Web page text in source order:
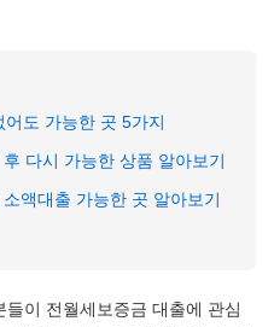
도 가능한 곳 5가지
다시 가능한 상품 알아보기
액대출 가능한 곳 알아보기
이 전월세보증금 대출에 관심